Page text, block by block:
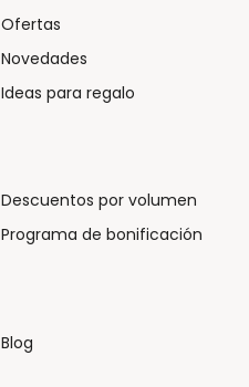
Ofertas
Novedades
Ideas para regalo
Descuentos por volumen
Programa de bonificación
Blog